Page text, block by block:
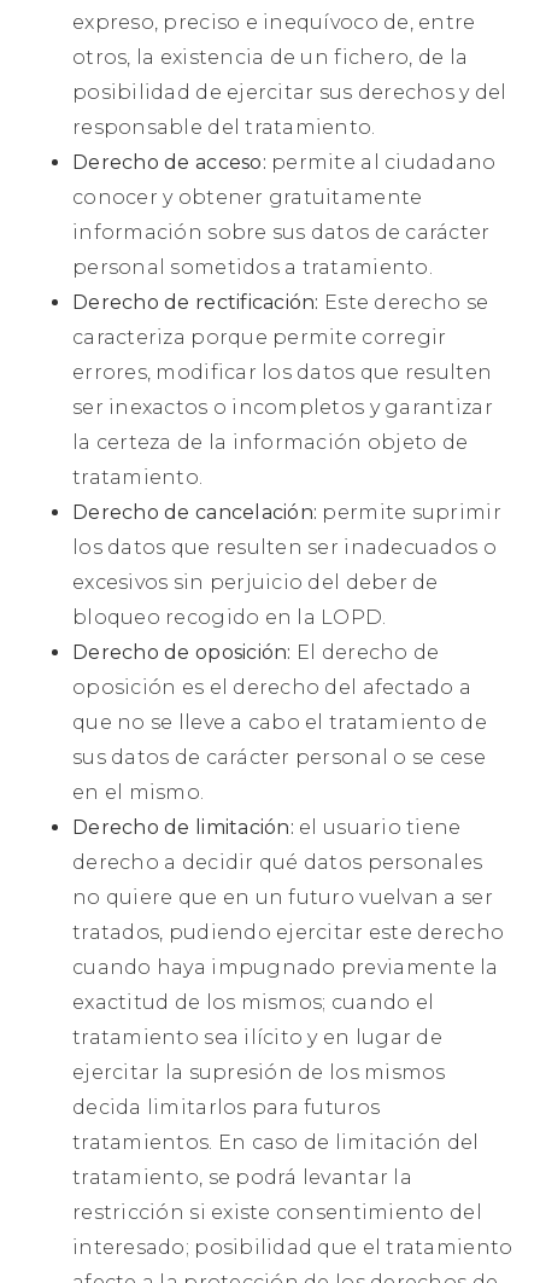
expreso, preciso e inequívoco de, entre
otros, la existencia de un fichero, de la
posibilidad de ejercitar sus derechos y del
responsable del tratamiento.
Derecho de acceso: permite al ciudadano
conocer y obtener gratuitamente
información sobre sus datos de carácter
personal sometidos a tratamiento.
Derecho de rectificación: Este derecho se
caracteriza porque permite corregir
errores, modificar los datos que resulten
ser inexactos o incompletos y garantizar
la certeza de la información objeto de
tratamiento.
Derecho de cancelación: permite suprimir
los datos que resulten ser inadecuados o
excesivos sin perjuicio del deber de
bloqueo recogido en la LOPD.
Derecho de oposición: El derecho de
oposición es el derecho del afectado a
que no se lleve a cabo el tratamiento de
sus datos de carácter personal o se cese
en el mismo.
Derecho de limitación: el usuario tiene
derecho a decidir qué datos personales
no quiere que en un futuro vuelvan a ser
tratados, pudiendo ejercitar este derecho
cuando haya impugnado previamente la
exactitud de los mismos; cuando el
tratamiento sea ilícito y en lugar de
ejercitar la supresión de los mismos
decida limitarlos para futuros
tratamientos. En caso de limitación del
tratamiento, se podrá levantar la
restricción si existe consentimiento del
interesado; posibilidad que el tratamiento